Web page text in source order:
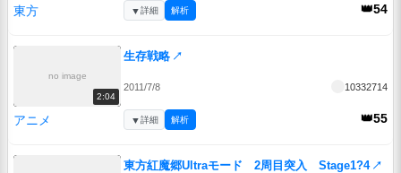
東方 👑54
▼詳細 解析
no image
2:04
生存戦略 ↗
2011/7/8 10332714
アニメ 👑55
▼詳細 解析
東方紅魔郷Ultraモード 2周目突入 Stage1?4 ↗